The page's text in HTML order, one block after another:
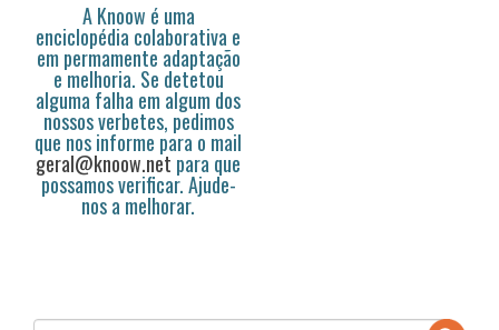
A Knoow é uma
enciclopédia colaborativa e
em permamente adaptação
e melhoria. Se detetou
alguma falha em algum dos
nossos verbetes, pedimos
que nos informe para o mail
geral@knoow.net para que
possamos verificar. Ajude-
nos a melhorar.